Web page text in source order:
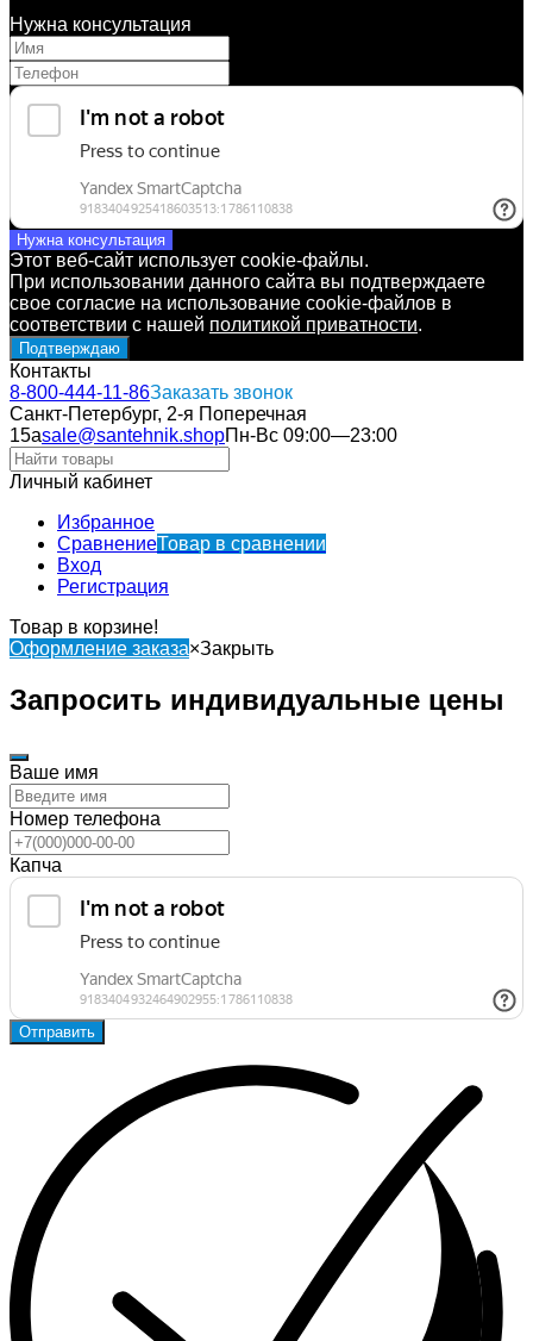
Нужна консультация
Нужна консультация
Этот веб-сайт использует cookie-файлы.
При использовании данного сайта вы подтверждаете
свое согласие на использование cookie-файлов в
соответствии с нашей политикой приватности.
Подтверждаю
Контакты
8-800-444-11-86Заказать звонок
Санкт-Петербург, 2-я Поперечная
15аsale@santehnik.shopПн-Вс 09:00—23:00
Личный кабинет
Избранное
СравнениеТовар в сравнении
Вход
Регистрация
Товар в корзине!
Оформление заказа×Закрыть
Запросить индивидуальные цены
Ваше имя
Номер телефона
Капча
Отправить